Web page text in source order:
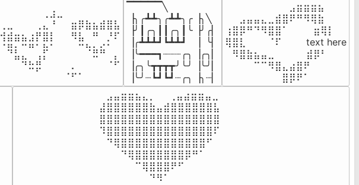
⠀⠀⠀⠀⠀⠀⢀⣰⣀⠀⠀⠀⠀⠀⠀⠀⠀
⢀⣀⠀⠀⠀⢀⣄⠘⠀⠀⣶⡿⣷⣦⣾⣿⣧
⢺⣾⣶⣦⣰⡟⣿⡇⠀⠀⠻⣧⠀⠛⠀⡘⠏
⠈⢿⡆⠉⠛⠁⡷⠁⠀⠀⠀⠉⠳⣦⣮⠁⠀
⠀⠀⠛⢷⣄⣼⠃⠀⠀⠀⠀⠀⠀⠉⠀⠠⡧
⠀⠀⠀⠀⠉⠋⠀⠀⠀⠠⡥⠄⠀⠀⠀⠀⠀
▔▔▔▔▔╲
▕╮╭┻┻╮╭┻┻╮╭▕╮╲
▕╯┃╭╮┃┃╭╮┃╰▕╯╭▏
▕╭┻┻┻┛┗┻┻┛  ▕  ╰▏
▕╰━━━┓┈┈┈╭╮▕╭╮▏
▕╭╮╰┳┳┳┳╯╰╯▕╰╯▏
▕╰╯┈┗┛┗┛┈╭╮▕╮┈▏
⠀⠀⠀⠀⠀⠀⠀⠀⠀⣠⣶⣶⣶⣦⠀⠀
⠀⠀⣠⣤⣤⣄⣀⣾⣿⠟⠛⠻⢿⣷⠀
⢰⣿⡿⠛⠙⠻⣿⣿⠁⠀⠀ ⠀⣶⢿⡇
⢿⣿⣇⠀⠀⠀⠈⠏⠀⠀⠀ text here
⠀⠻⣿⣷⣦⣤⣀⠀⠀⠀ ⠀⣾⡿⠃⠀
⠀⠀⠀⠀⠉⠉⠻⣿⣄⣴⣿⠟⠀⠀⠀
⠀⠀⠀⠀⠀⠀⠀⠀⣿⡿⠟⠁⠀⠀⠀
⠀⣠⣤⣶⣶⣦⣄⡀  ⠀⢀⣤⣴⣶⣶⣤⣀⠀
⣼⣿⣿⣿⣿⣿⣿⣷⣤⣾⣿⣿⣿⣿⣿⣿⣧
⣿⣿⣿⣿⣿⣿⣿⣿⣿⣿⣿⣿⣿⣿⣿⣿⣿
⠹⣿⣿⣿⣿⣿⣿⣿⣿⣿⣿⣿⣿⣿⣿⣿⠏
⠀⠙⢿⣿⣿⣿⣿⣿⣿⣿⣿⣿⣿⣿⣿⠋⠀
⠀⠀⠀⠙⢿⣿⣿⣿⣿⣿⣿⣿⡿⠛⠁⠀⠀
⠀⠀⠀⠀⠀⠉⢿⣿⣿⣿⠟⠋⠀⠀⠀⠀⠀
⠀⠀⠀⠀⠀⠀⠀⠙⠻⠁⠀⠀⠀⠀⠀⠀⠀⠀⠀⠀⠀⠀⠀